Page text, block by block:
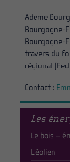
Les
Le bois –
L’éolien
Ademe
Bourgogne-
Bourgogne-
travers du
régional
Contact :